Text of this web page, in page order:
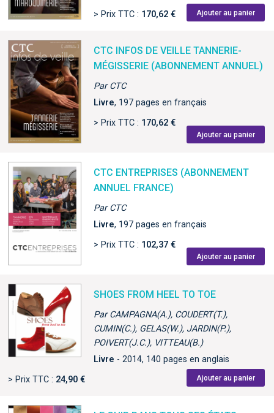
> Prix TTC : 170,62 € Ajouter au panier
CTC INFOS DE VEILLE TANNERIE-
MÉGISSERIE (ABONNEMENT ANNUEL)
Par CTC
Livre, 197 pages en français
> Prix TTC : 170,62 €
Ajouter au panier
CTC ENTREPRISES (ABONNEMENT
ANNUEL FRANCE)
Par CTC
Livre, 197 pages en français
> Prix TTC : 102,37 €
Ajouter au panier
SHOES FROM HEEL TO TOE
Par CAMPAGNA(A.), COUDERT(T.),
CUMIN(C.), GELAS(W.), JARDIN(P.),
POIVERT(J.C.), VITTEAU(B.)
Livre - 2014, 140 pages en anglais
> Prix TTC : 24,90 € Ajouter au panier